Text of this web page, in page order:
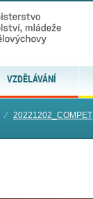
VZDĚLÁVÁNÍ
⁄ 20221202_COMPET